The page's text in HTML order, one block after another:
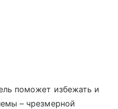
поможет избежать и
– чрезмерной